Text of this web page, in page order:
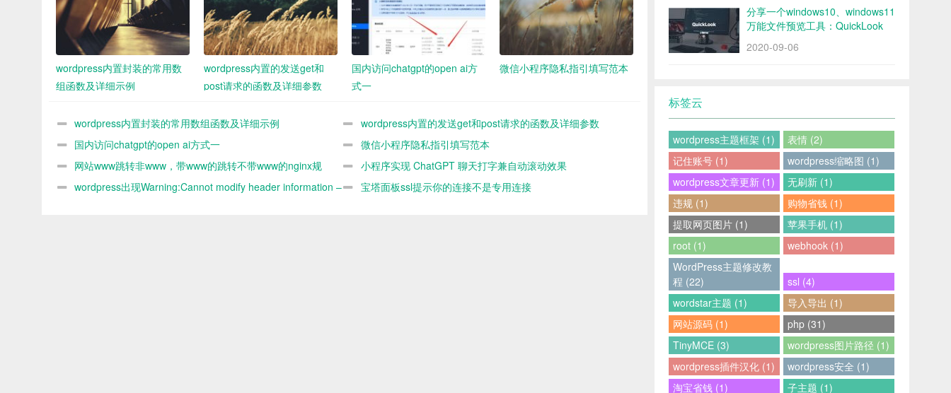
wordpress内置封装的常用数
组函数及详细示例
wordpress内置的发送get和
post请求的函数及详细参数
国内访问chatgpt的open ai方
式一
微信小程序隐私指引填写范本
wordpress内置封装的常用数组函数及详细示例
wordpress内置的发送get和post请求的函数及详细参数
demo
国内访问chatgpt的open ai方式一
微信小程序隐私指引填写范本
网站www跳转非www，带www的跳转不带www的nginx规
则
小程序实现 ChatGPT 聊天打字兼自动滚动效果
wordpress出现Warning:Cannot modify header information –
宝塔面板ssl提示你的连接不是专用连接
分享一个windows10、windows11
万能文件预览工具：QuickLook
2020-09-06
标签云
wordpress主题框架 (1)
表情 (2)
记住账号 (1)
wordpress缩略图 (1)
wordpress文章更新 (1)
无刷新 (1)
违规 (1)
购物省钱 (1)
提取网页图片 (1)
苹果手机 (1)
root (1)
webhook (1)
WordPress主题修改教
程 (22)
ssl (4)
wordstar主题 (1)
导入导出 (1)
网站源码 (1)
php (31)
TinyMCE (3)
wordpress图片路径 (1)
wordpress插件汉化 (1)
wordpress安全 (1)
淘宝省钱 (1)
子主题 (1)